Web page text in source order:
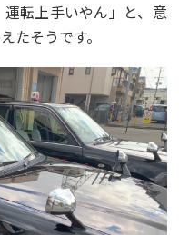
運転上手いやん」と、意
たそうです。